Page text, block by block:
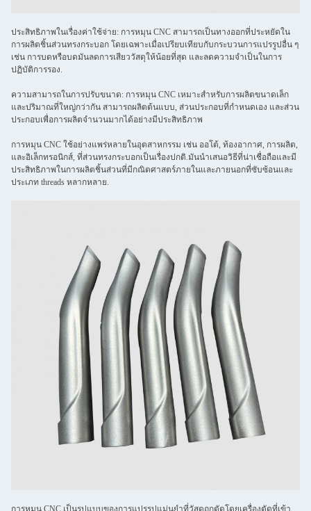
ประสิทธิภาพในเรื่องค่าใช้จ่าย: การหมุน CNC สามารถเป็นทางออกที่ประหยัดใน
การผลิตชิ้นส่วนทรงกระบอก โดยเฉพาะเมื่อเปรียบเทียบกับกระบวนการแปรรูปอื่น ๆ
เช่น การบดหรือบดมันลดการเสียววัสดุให้น้อยที่สุด และลดความจําเป็นในการ
ปฏิบัติการรอง.
ความสามารถในการปรับขนาด: การหมุน CNC เหมาะสําหรับการผลิตขนาดเล็ก
และปริมาณที่ใหญ่กว่ากัน สามารถผลิตต้นแบบ, ส่วนประกอบที่กําหนดเอง และส่วน
ประกอบเพื่อการผลิตจํานวนมากได้อย่างมีประสิทธิภาพ
การหมุน CNC ใช้อย่างแพร่หลายในอุตสาหกรรม เช่น ออโต้, ท้องอากาศ, การผลิต,
และอิเล็กทรอนิกส์, ที่ส่วนทรงกระบอกเป็นเรื่องปกติ.มันนําเสนอวิธีที่น่าเชื่อถือและมี
ประสิทธิภาพในการผลิตชิ้นส่วนที่มีกณิตศาสตร์ภายในและภายนอกที่ซับซ้อนและ
ประเภท threads หลากหลาย.
การหมุน CNC เป็นรูปแบบของการแปรรูปแม่นยําที่วัสดุถูกตัดโดยเครื่องตัดที่เข้า